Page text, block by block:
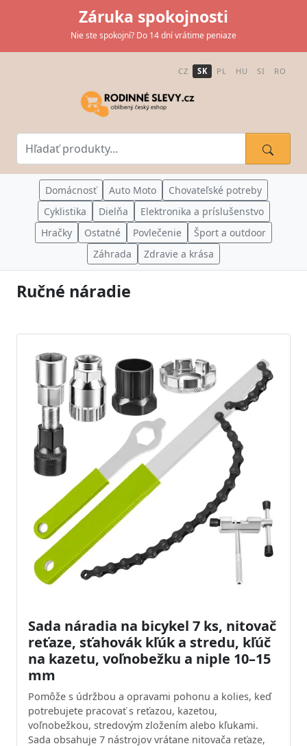
Záruka spokojnosti
Nie ste spokojní? Do 14 dní vrátime peniaze
CZ SK PL HU SI RO
Domácnosť Auto Moto
Chovateľské potreby
Cyklistika
Dielňa
Elektronika a príslušenstvo
Hračky
Ostatné Povlečenie
Šport a outdoor
Záhrada
Zdravie a krása
Ručné náradie
Sada náradia na bicykel 7 ks, nitovač
reťaze, sťahovák kľúk a stredu, kľúč
na kazetu, voľnobežku a niple 10–15
mm
Pomôže s údržbou a opravami pohonu a kolies, keď
potrebujete pracovať s reťazou, kazetou,
voľnobežkou, stredovým zložením alebo kľukami.
Sada obsahuje 7 nástrojov vrátane nitovača reťaze,